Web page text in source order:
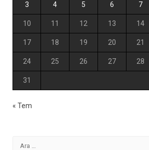
3 4 5 6 7
10 11 12 13 14
17 18 19 20 21
24 25 26 27 28
31
« Tem